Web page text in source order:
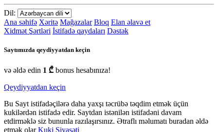
Dil:
Ana səhifə Xəritə Mağazalar Bloq Elan əlavə et
Xidmət Şərtləri İstifadə qaydaları Dəstək
Saytımızda qeydiyyatdan keçin
və əldə edin 1 ₾ bonus hesabınıza!
Qeydiyyatdan keçin
Bu Sayt istifadəçilərə daha yaxşı təcrübə təqdim etmək üçün
kukilərdən istifadə edir. Saytdan istənilən istifadəni davam
etdirməklə siz bununla razılaşırsınız. Ətraflı məlumatı buradan əldə
etmək olarKuki Siyasəti